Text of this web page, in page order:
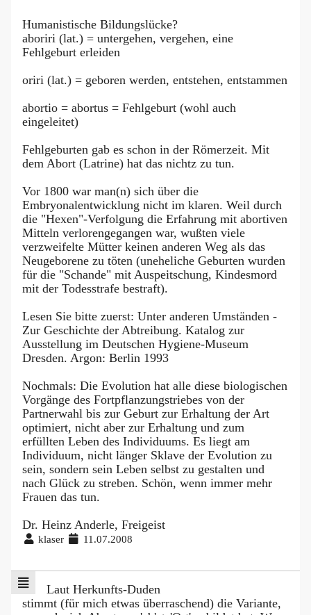
Humanistische Bildungslücke?
aboriri (lat.) = untergehen, vergehen, eine
Fehlgeburt erleiden
oriri (lat.) = geboren werden, entstehen, entstammen
abortio = abortus = Fehlgeburt (wohl auch
eingeleitet)
Fehlgeburten gab es schon in der Römerzeit. Mit
dem Abort (Latrine) hat das nichtz zu tun.
Vor 1800 war man(n) sich über die
Embryonalentwicklung nicht im klaren. Weil durch
die "Hexen"-Verfolgung die Erfahrung mit abortiven
Mitteln verlorengegangen war, wußten viele
verzweifelte Mütter keinen anderen Weg als das
Neugeborene zu töten (uneheliche Geburten wurden
für die "Schande" mit Auspeitschung, Kindesmord
mit der Todesstrafe bestraft).
Lesen Sie bitte zuerst: Unter anderen Umständen -
Zur Geschichte der Abtreibung. Katalog zur
Ausstellung im Deutschen Hygiene-Museum
Dresden. Argon: Berlin 1993
Nochmals: Die Evolution hat alle diese biologischen
Vorgänge des Fortpflanzungstriebes von der
Partnerwahl bis zur Geburt zur Erhaltung der Art
optimiert, nicht aber zur Erhaltung und zum
erfüllten Leben des Individuums. Es liegt am
Individuum, nicht länger Sklave der Evolution zu
sein, sondern sein Leben selbst zu gestalten und
nach Glück zu streben. Schön, wenn immer mehr
Frauen das tun.
Dr. Heinz Anderle, Freigeist
klaser 11.07.2008
Laut Herkunfts-Duden
stimmt (für mich etwas überraschend) die Variante,